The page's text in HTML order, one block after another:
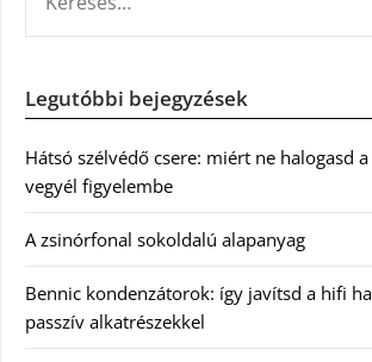
Legutóbbi bejegyzések
Hátsó szélvédő csere: miért ne halogasd
vegyél figyelembe
A zsinórfonal sokoldalú alapanyag
Bennic kondenzátorok: így javítsd a hifi
passzív alkatrészekkel